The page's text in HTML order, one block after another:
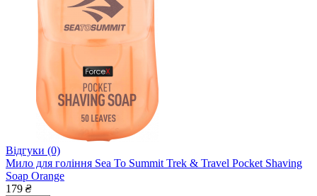
Відгуки (0)
Мило для гоління Sea To Summit Trek & Travel Pocket Shaving
Soap Orange
179 ₴